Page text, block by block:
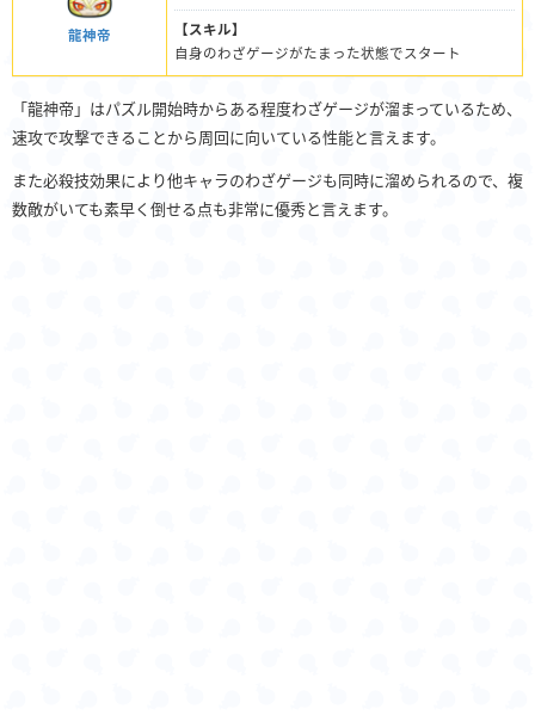
龍神帝
【スキル】
自身のわざゲージがたまった状態でスタート
「龍神帝」はパズル開始時からある程度わざゲージが溜まっているため、
速攻で攻撃できることから周回に向いている性能と言えます。
また必殺技効果により他キャラのわざゲージも同時に溜められるので、複
数敵がいても素早く倒せる点も非常に優秀と言えます。